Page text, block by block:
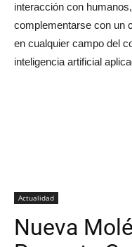
interacción con
complementarse con un
en cualquier campo del
inteligencia artificial
Actualidad
Nueva